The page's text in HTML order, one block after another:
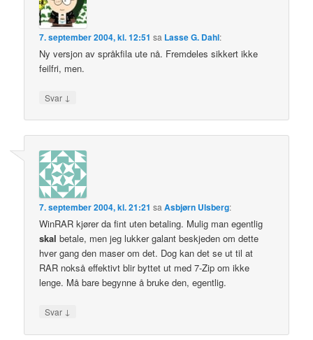
7. september 2004, kl. 12:51 sa Lasse G. Dahl:
Ny versjon av språkfila ute nå. Fremdeles sikkert ikke
feilfri, men.
Svar ↓
7. september 2004, kl. 21:21 sa Asbjørn Ulsberg:
WinRAR kjører da fint uten betaling. Mulig man egentlig
skal betale, men jeg lukker galant beskjeden om dette
hver gang den maser om det. Dog kan det se ut til at
RAR nokså effektivt blir byttet ut med 7-Zip om ikke
lenge. Må bare begynne å bruke den, egentlig.
Svar ↓